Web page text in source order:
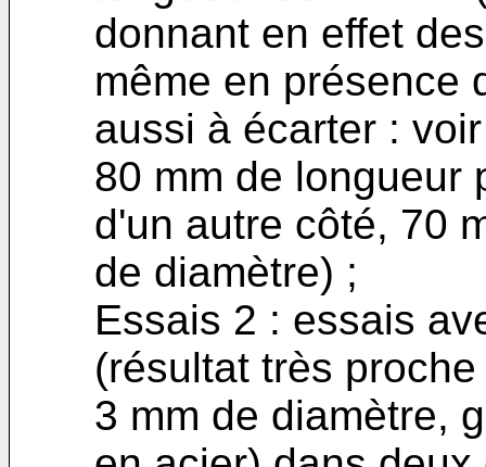
donnant en effet
même en présence
aussi à écarter :
80 mm de longueur
d'un autre côté, 70
de diamètre) ;
Essais 2 : essais
(résultat très
3 mm de diamètre,